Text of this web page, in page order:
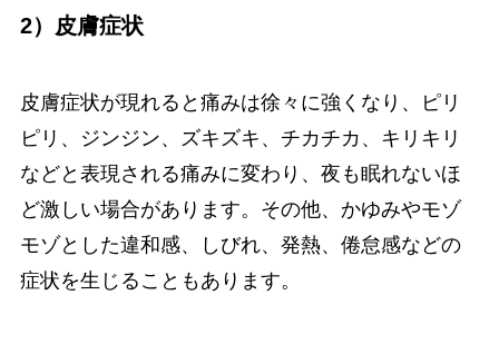
2）皮膚症状
皮膚症状が現れると痛みは徐々に強くなり、ピリ
ピリ、ジンジン、ズキズキ、チカチカ、キリキリ
などと表現される痛みに変わり、夜も眠れないほ
ど激しい場合があります。その他、かゆみやモゾ
モゾとした違和感、しびれ、発熱、倦怠感などの
症状を生じることもあります。